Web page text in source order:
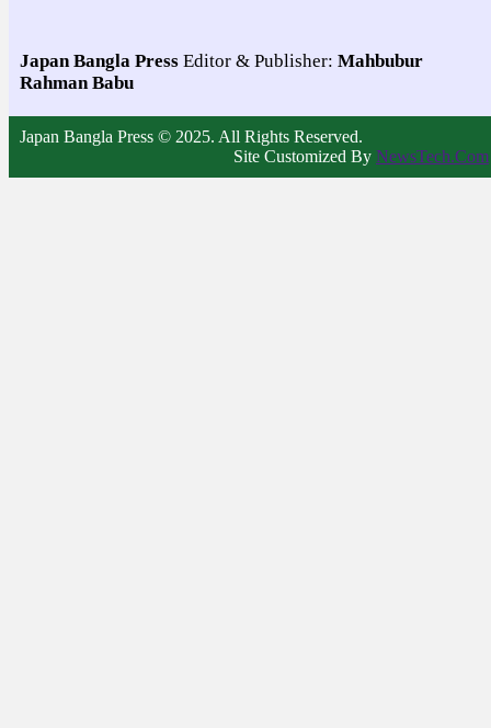
Japan Bangla Press Editor & Publisher: Mahbubur
Rahman Babu
Japan Bangla Press © 2025. All Rights Reserved.
Site Customized By NewsTech.Com